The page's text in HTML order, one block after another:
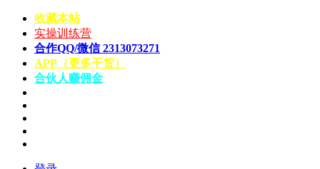
收藏本站
实操训练营
合作QQ/微信 2313073271
APP（更多干货）
合伙人赚佣金